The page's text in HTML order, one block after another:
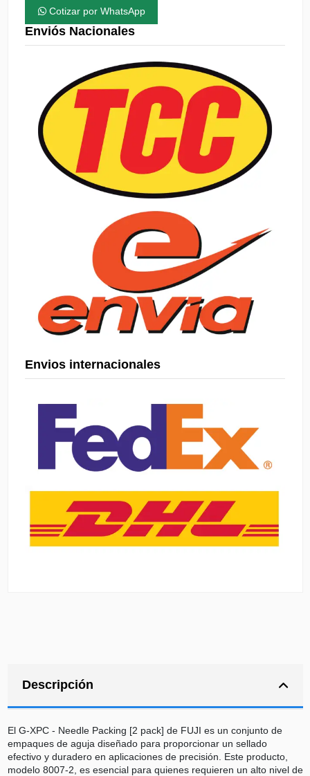
Cotizar por WhatsApp
Enviós Nacionales
Envios internacionales
Descripción
El G-XPC - Needle Packing [2 pack] de FUJI es un conjunto de
empaques de aguja diseñado para proporcionar un sellado
efectivo y duradero en aplicaciones de precisión. Este producto,
modelo 8007-2, es esencial para quienes requieren un alto nivel de